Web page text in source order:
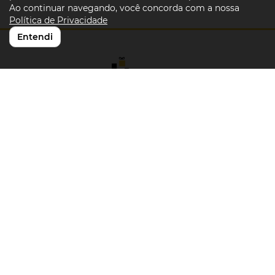
Ao continuar navegando, você concorda com a nossa
Política de Privacidade
Entendi